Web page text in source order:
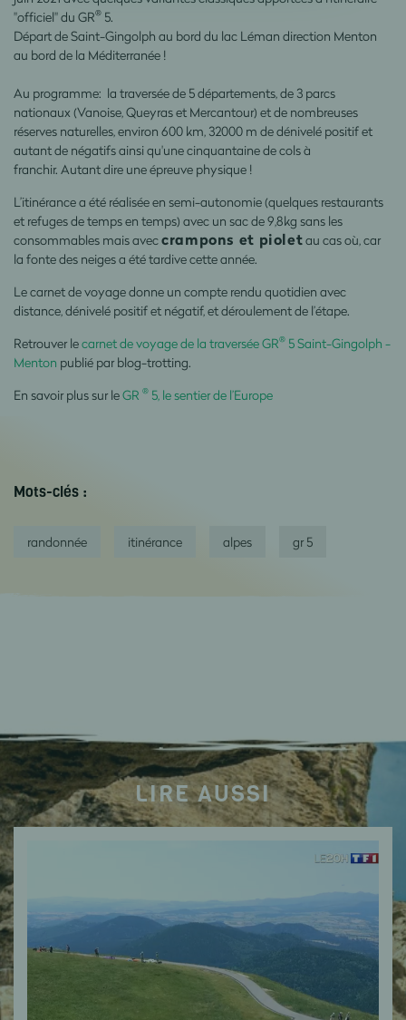
"officiel" du GR® 5.
Départ de Saint-Gingolph au bord du lac Léman direction Menton
au bord de la Méditerranée !
Au programme: la traversée de 5 départements, de 3 parcs
nationaux (Vanoise, Queyras et Mercantour) et de nombreuses
réserves naturelles, environ 600 km, 32000 m de dénivelé positif et
autant de négatifs ainsi qu'une cinquantaine de cols à
franchir. Autant dire une épreuve physique !
L’itinérance a été réalisée en semi-autonomie (quelques restaurants
et refuges de temps en temps) avec un sac de 9,8kg sans les
consommables mais aveccrampons et pioletau cas où, car
la fonte des neiges a été tardive cette année.
Le carnet de voyage donne un compte rendu quotidien avec
distance, dénivelé positif et négatif, et déroulement de l’étape.
Retrouver lecarnet de voyage de la traversée GR® 5 Saint-Gingolph -
Menton publié par blog-trotting.
En savoir plus sur leGR ® 5, le sentier de l’Europe
Mots-clés :
randonnée itinérance alpes gr 5
LIRE AUSSI